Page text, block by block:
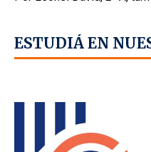
ESTUDIÁ EN